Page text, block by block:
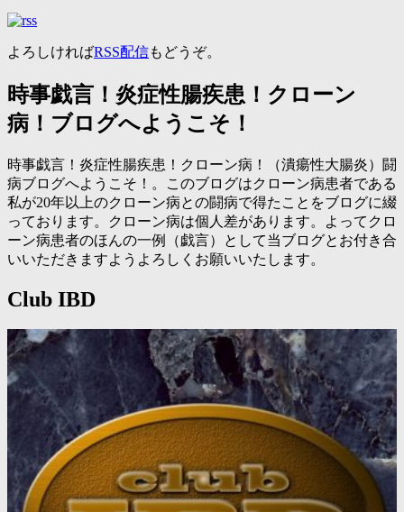
よろしければRSS配信もどうぞ。
時事戯言！炎症性腸疾患！クローン
病！ブログへようこそ！
時事戯言！炎症性腸疾患！クローン病！（潰瘍性大腸炎）闘
病ブログへようこそ！。このブログはクローン病患者である
私が20年以上のクローン病との闘病で得たことをブログに綴
っております。クローン病は個人差があります。よってクロ
ーン病患者のほんの一例（戯言）として当ブログとお付き合
いいただきますようよろしくお願いいたします。
Club IBD